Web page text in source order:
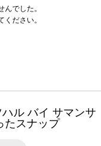
でした。
ださい。
ル バイ サマンサ
スナップ